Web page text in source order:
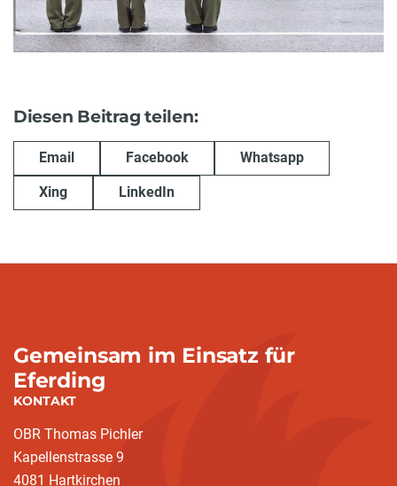
Diesen Beitrag teilen:
Email Facebook Whatsapp
Xing LinkedIn
Gemeinsam im Einsatz für
Eferding
KONTAKT
OBR Thomas Pichler
Kapellenstrasse 9
4081 Hartkirchen